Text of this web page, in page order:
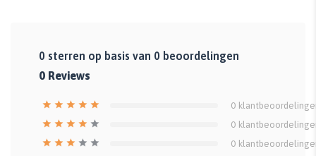
0 sterren op basis van 0 beoordelingen
0 Reviews
0
0
0